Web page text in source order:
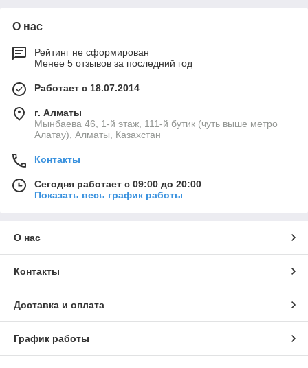
О нас
Рейтинг не сформирован
Менее 5 отзывов за последний год
Работает с 18.07.2014
г. Алматы
Мынбаева 46, 1-й этаж, 111-й бутик (чуть выше метро
Алатау), Алматы, Казахстан
Контакты
Сегодня работает с 09:00 до 20:00
Показать весь график работы
О нас
Контакты
Доставка и оплата
График работы